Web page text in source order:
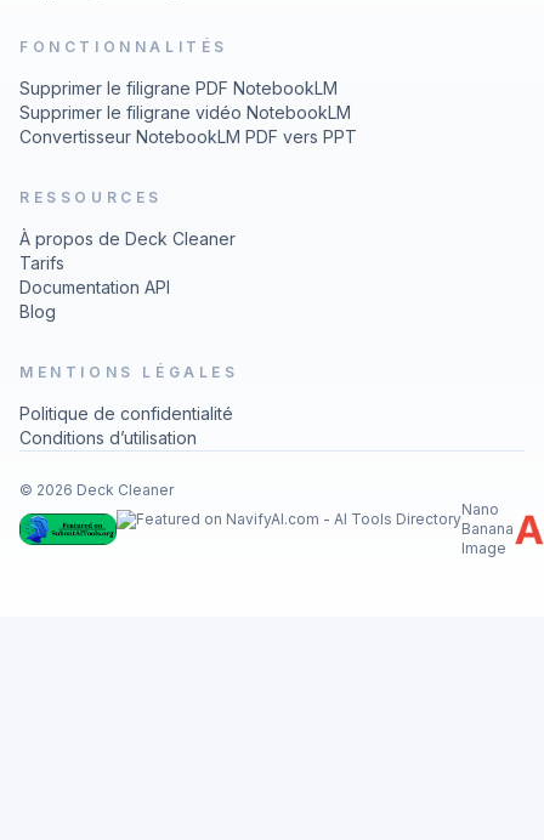
FONCTIONNALITÉS
Supprimer le filigrane PDF NotebookLM
Supprimer le filigrane vidéo NotebookLM
Convertisseur NotebookLM PDF vers PPT
RESSOURCES
À propos de Deck Cleaner
Tarifs
Documentation API
Blog
MENTIONS LÉGALES
Politique de confidentialité
Conditions d’utilisation
© 2026 Deck Cleaner
Nano
Banana
Image